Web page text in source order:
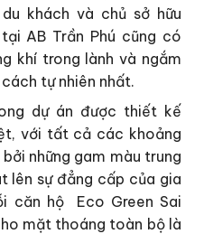
khách và chủ sở hữu
AB Trần Phú cũng có
khí trong lành và ngắm
tự nhiên nhất.
dự án được thiết kế
với tất cả các khoảng
những gam màu trung
lên sự đẳng cấp của gia
căn hộ Eco Green Sai
mặt thoáng toàn bộ là